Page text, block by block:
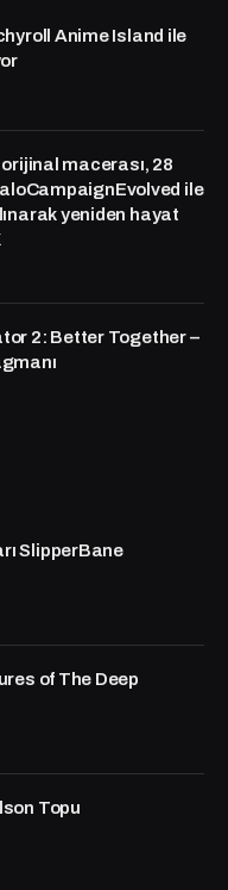
Anime Island ile
macerası, 28
ile
yeniden hayat
2: Better Together –
SlipperBane
of The Deep
Topu